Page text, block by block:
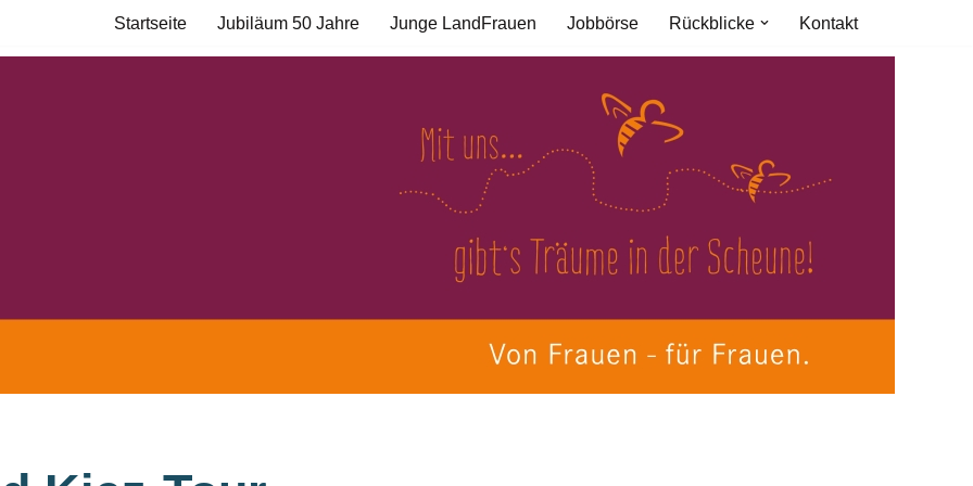
Startseite Jubiläum 50 Jahre Junge LandFrauen Jobbörse Rückblicke Kontakt